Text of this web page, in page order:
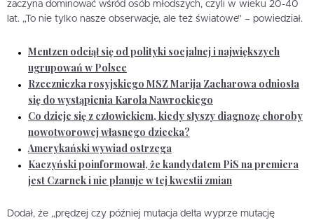
zaczyna dominować wśród osób młodszych, czyli w wieku 20-40
lat. „To nie tylko nasze obserwacje, ale też światowe” – powiedział.
Mentzen odciął się od polityki socjalnej i największych
ugrupowań w Polsce
Rzeczniczka rosyjskiego MSZ Marija Zacharowa odniosła
się do wystąpienia Karola Nawrockiego
Co dzieje się z człowiekiem, kiedy słyszy diagnozę choroby
nowotworowej własnego dziecka?
Amerykański wywiad ostrzega
Kaczyński poinformował, że kandydatem PiS na premiera
jest Czarnek i nie planuje w tej kwestii zmian
Dodał, że „prędzej czy później mutacja delta wyprze mutację